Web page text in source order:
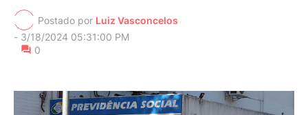
Postado por Luiz Vasconcelos
- 3/18/2024 05:31:00 PM
0